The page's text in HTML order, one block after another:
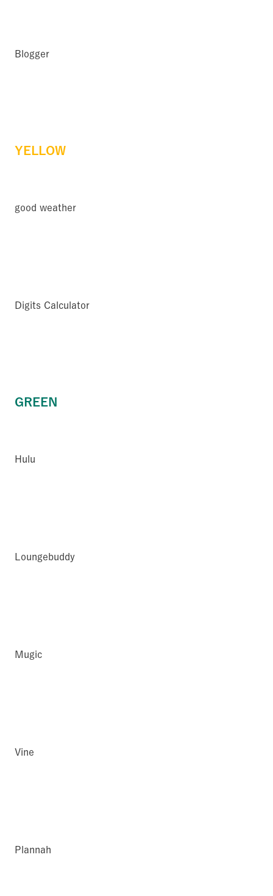
Blogger
YELLOW
good weather
Digits Calculator
GREEN
Hulu
Loungebuddy
Mugic
Vine
Plannah